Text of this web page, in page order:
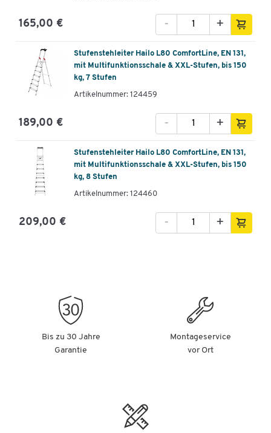
165,00 € +
-
Stufenstehleiter Hailo L80 ComfortLine, EN 131,
mit Multifunktionsschale & XXL-Stufen, bis 150
kg, 7 Stufen
Artikelnummer: 124459
189,00 € +
-
Stufenstehleiter Hailo L80 ComfortLine, EN 131,
mit Multifunktionsschale & XXL-Stufen, bis 150
kg, 8 Stufen
Artikelnummer: 124460
209,00 € +
-
Bis zu 30 Jahre
Garantie
Montageservice
vor Ort